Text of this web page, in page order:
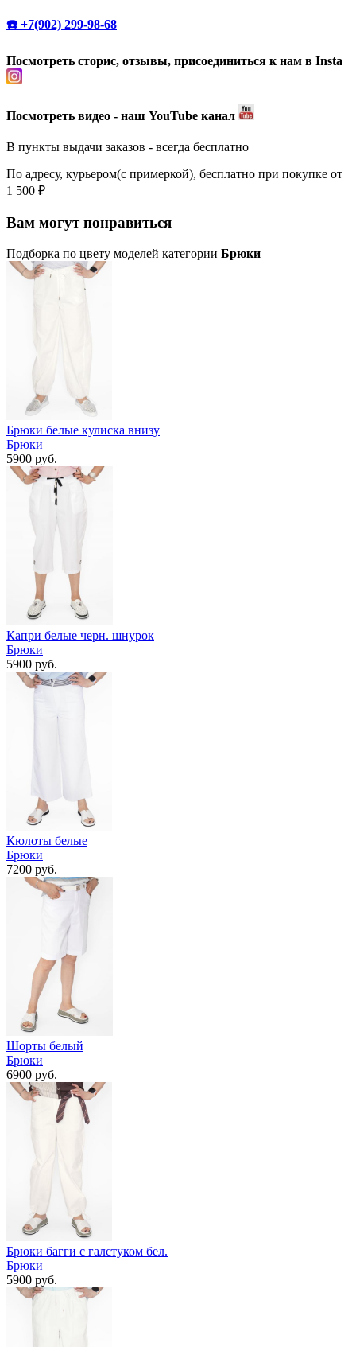
☎️ +7(902) 299-98-68
Посмотреть сторис, отзывы, присоединиться к нам в Insta
Посмотреть видео - наш YouTube канал
В пункты выдачи заказов - всегда бесплатно
По адресу, курьером(с примеркой), бесплатно при покупке от
1 500 ₽
Вам могут понравиться
Подборка по цвету моделей категории Брюки
Брюки белые кулиска внизу
Брюки
5900 руб.
Капри белые черн. шнурок
Брюки
5900 руб.
Кюлоты белые
Брюки
7200 руб.
Шорты белый
Брюки
6900 руб.
Брюки багги с галстуком бел.
Брюки
5900 руб.